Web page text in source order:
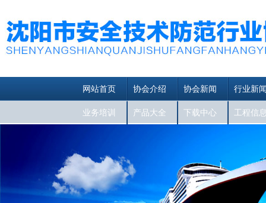
网站首页 协会介绍 协会新闻 行业新
业务培训 产品大全 下载中心 工程信